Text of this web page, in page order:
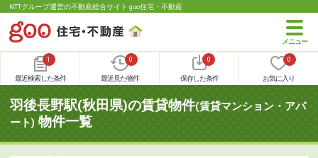
NTTグループ運営の不動産総合サイト goo住宅・不動産
1
最近検索した条件
0
最近見た物件
0
保存した条件
0
お気に入り
羽後長野駅(秋田県)の賃貸物件(賃貸マンション・アパ
ート) 物件一覧